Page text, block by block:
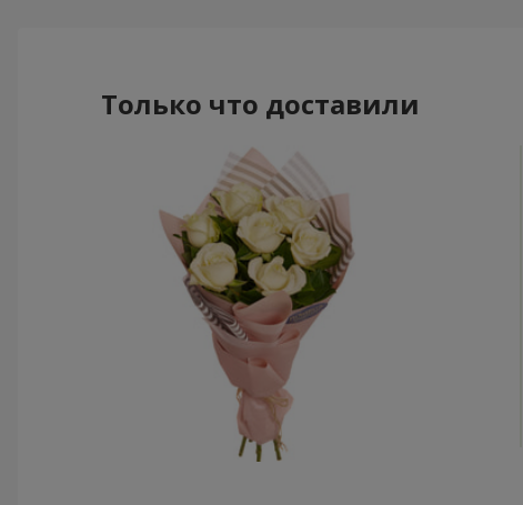
Только что доставили